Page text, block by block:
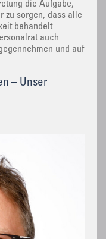
die Aufgabe,
zu sorgen, dass alle
behandelt
auch
und auf
– Unser